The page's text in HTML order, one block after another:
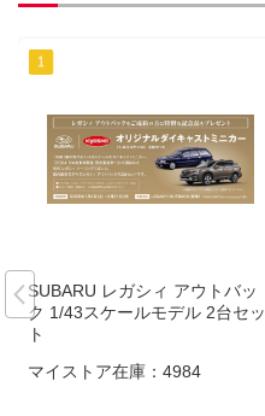
SUBARU レガシィ アウトバッ
ク 1/43スケールモデル 2台セッ
ト
マイストア在庫： 4984